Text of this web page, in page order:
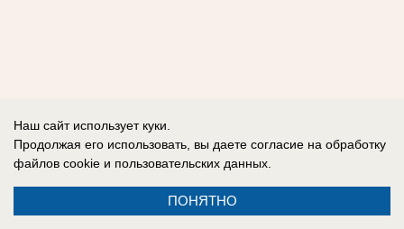
Наш сайт использует куки.
Продолжая его использовать, вы даете согласие на обработку
файлов cookie и пользовательских данных.
ПОНЯТНО